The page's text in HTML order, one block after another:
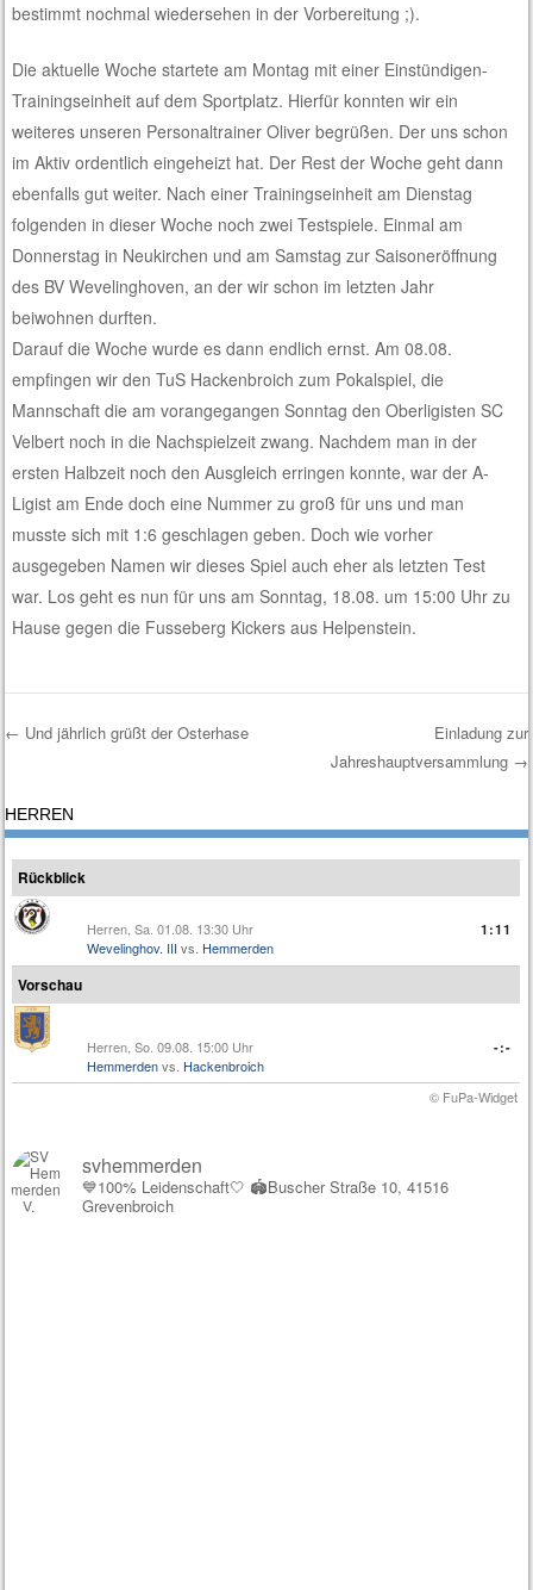
bestimmt nochmal wiedersehen in der Vorbereitung ;).
Die aktuelle Woche startete am Montag mit einer Einstündigen-
Trainingseinheit auf dem Sportplatz. Hierfür konnten wir ein
weiteres unseren Personaltrainer Oliver begrüßen. Der uns schon
im Aktiv ordentlich eingeheizt hat. Der Rest der Woche geht dann
ebenfalls gut weiter. Nach einer Trainingseinheit am Dienstag
folgenden in dieser Woche noch zwei Testspiele. Einmal am
Donnerstag in Neukirchen und am Samstag zur Saisoneröffnung
des BV Wevelinghoven, an der wir schon im letzten Jahr
beiwohnen durften.
Darauf die Woche wurde es dann endlich ernst. Am 08.08.
empfingen wir den TuS Hackenbroich zum Pokalspiel, die
Mannschaft die am vorangegangen Sonntag den Oberligisten SC
Velbert noch in die Nachspielzeit zwang. Nachdem man in der
ersten Halbzeit noch den Ausgleich erringen konnte, war der A-
Ligist am Ende doch eine Nummer zu groß für uns und man
musste sich mit 1:6 geschlagen geben. Doch wie vorher
ausgegeben Namen wir dieses Spiel auch eher als letzten Test
war. Los geht es nun für uns am Sonntag, 18.08. um 15:00 Uhr zu
Hause gegen die Fusseberg Kickers aus Helpenstein.
← Und jährlich grüßt der Osterhase
Einladung zur
Jahreshauptversammlung →
HERREN
Rückblick
Herren, Sa. 01.08. 13:30 Uhr
Wevelinghov. IIIvs. Hemmerden
1:11
Vorschau
Herren, So. 09.08. 15:00 Uhr
Hemmerdenvs. Hackenbroich
-:-
© FuPa-Widget
svhemmerden
💙100% Leidenschaft🤍 🏟️Buscher Straße 10, 41516
Grevenbroich